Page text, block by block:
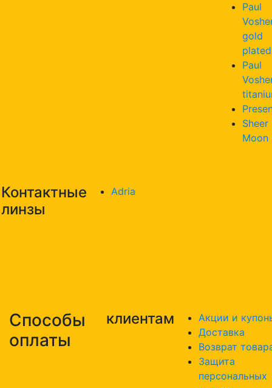
Paul
gold
plated
Paul
Sheer
Moon
Контактные
линзы
Adria
Способы
оплаты
клиентам
Акции и
Доставка
Возврат
Защита
персональных